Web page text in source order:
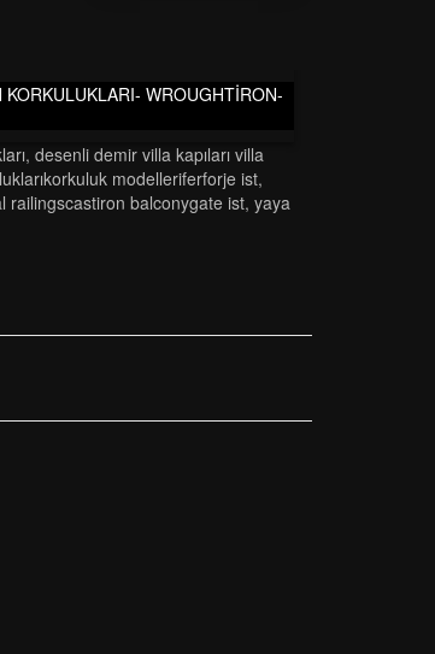
WROUGHTİRON-
, desenli demir villa kapıları villa
modelleri̇ferforje ist,
rai̇li̇ngscasti̇ron balconygate ist, yaya